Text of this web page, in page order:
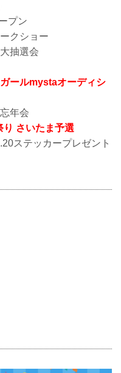
プン
クショー
抽選会
ールmystaオーディシ
年会
さいたま予選
ステッカープレゼント